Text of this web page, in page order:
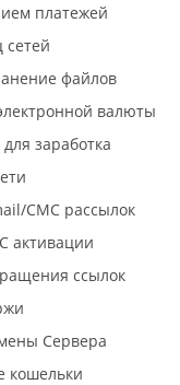
платежей
сетей
файлов
валюты
заработка
СМС рассылок
активации
ссылок
Сервера
кошельки